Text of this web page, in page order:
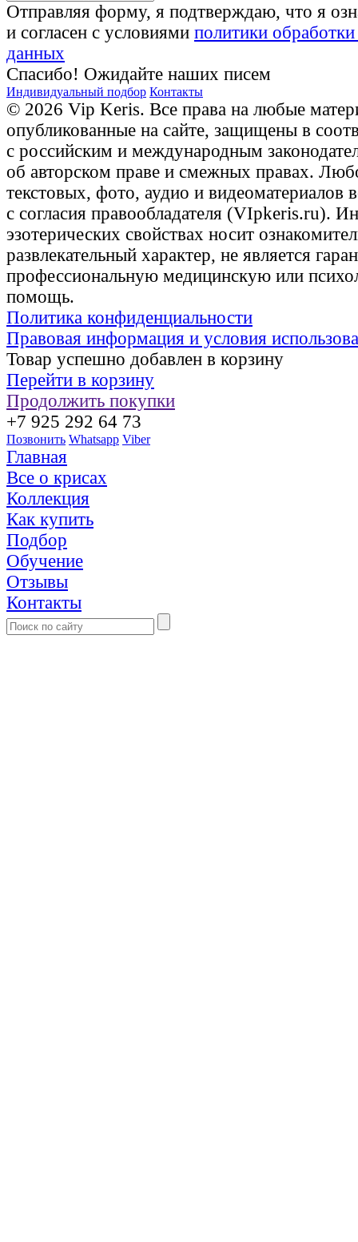
Отправляя форму, я подтверждаю, что я
и согласен с условиями политики
данных
Спасибо! Ожидайте наших писем
Индивидуальный подбор Контакты
© 2026 Vip Keris. Все права на любые
опубликованные на сайте, защищены в
с российским и международным
об авторском праве и смежных правах.
текстовых, фото, аудио и видеоматериалов
с согласия правообладателя (VIpkeris.ru).
эзотерических свойствах носит
развлекательный характер, не является
профессиональную медицинскую или
помощь.
Политика конфиденциальности
Правовая информация и условия
Товар успешно добавлен в корзину
Перейти в корзину
Продолжить покупки
+7 925 292 64 73
Позвонить Whatsapp Viber
Главная
Все о крисах
Коллекция
Как купить
Подбор
Обучение
Отзывы
Контакты